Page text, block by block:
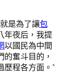
是為了讓包
年夜后，我提
以國民為中間
奮斗目的，
歷程各方面。”